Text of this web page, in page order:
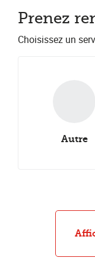
Prenez
Choisissez un
Autre
Car